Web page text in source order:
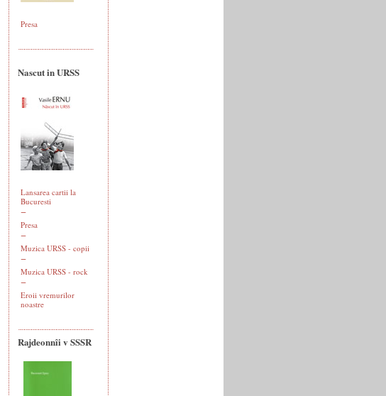
Presa
Nascut in URSS
Lansarea cartii la
Bucuresti
Presa
Muzica URSS - copii
Muzica URSS - rock
Eroii vremurilor
noastre
Rajdeonnîi v SSSR